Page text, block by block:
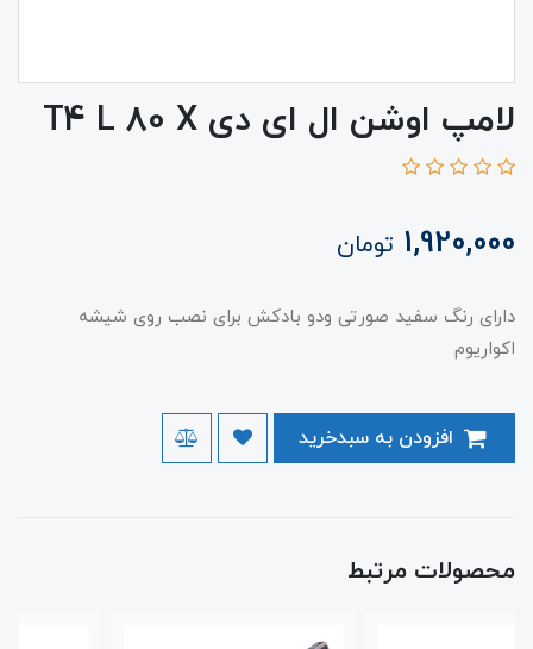
لامپ اوشن ال ای دی T4 L 80 X
1,920,000 تومان
دارای رنگ سفید صورتی ودو بادکش برای نصب روی شیشه
اکواریوم
محصولات مرتبط